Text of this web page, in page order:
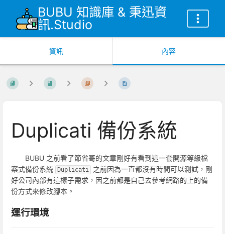
BUBU 知識庫 & 秉迅資
訊.Studio
資訊 內容
Duplicati 備份系統
BUBU 之前看了節省哥的文章剛好有看到這一套開源等級檔
案式備份系統 Duplicati
之前因為一直都沒有時間可以測試，剛
好公司內部有這樣子需求，因之前都是自己去參考網路的上的備
份方式來修改腳本。
運行環境